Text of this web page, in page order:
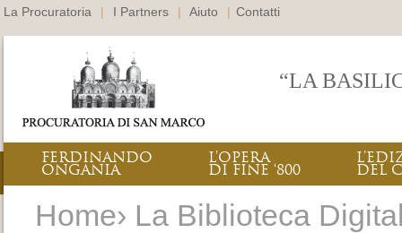
La Procuratoria | I Partners | Aiuto | Contatti
“LA
FERDINANDO
ONGANIA
L’OPERA
DI FINE ‘800 DEL
Home› La Biblioteca